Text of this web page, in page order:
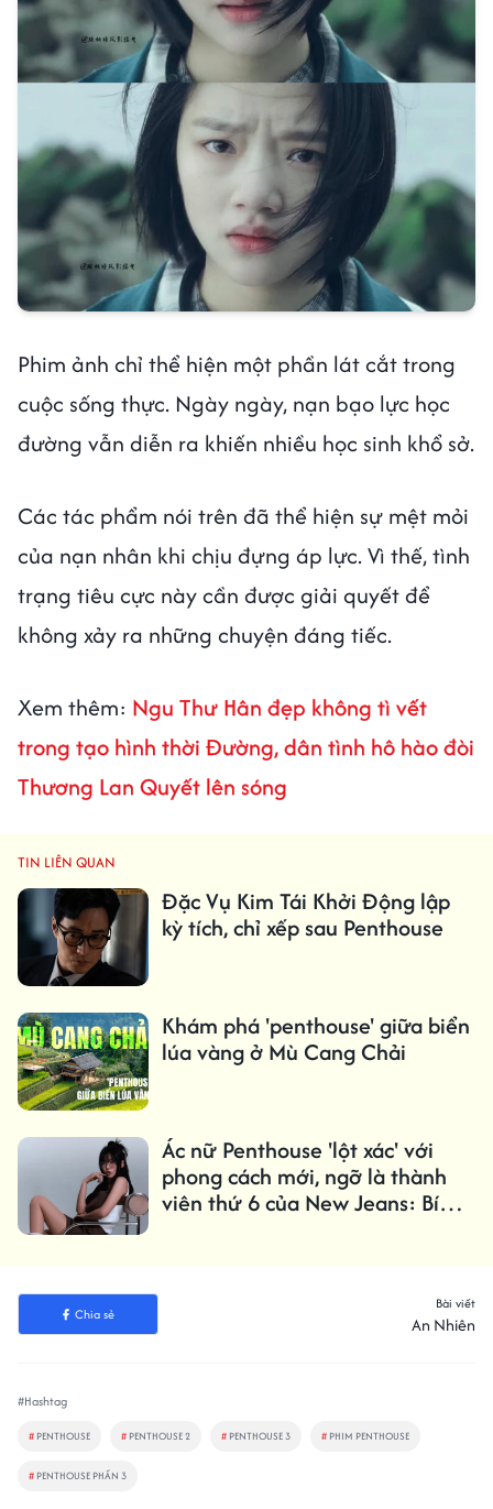
Phim ảnh chỉ thể hiện một phần lát cắt trong
cuộc sống thực. Ngày ngày, nạn bạo lực học
đường vẫn diễn ra khiến nhiều học sinh khổ sở.
Các tác phẩm nói trên đã thể hiện sự mệt mỏi
của nạn nhân khi chịu đựng áp lực. Vì thế, tình
trạng tiêu cực này cần được giải quyết để
không xảy ra những chuyện đáng tiếc.
Xem thêm: Ngu Thư Hân đẹp không tì vết
trong tạo hình thời Đường, dân tình hô hào đòi
Thương Lan Quyết lên sóng
TIN LIÊN QUAN
Đặc Vụ Kim Tái Khởi Động lập
kỳ tích, chỉ xếp sau Penthouse
Khám phá 'penthouse' giữa biển
lúa vàng ở Mù Cang Chải
Ác nữ Penthouse 'lột xác' với
phong cách mới, ngỡ là thành
viên thứ 6 của New Jeans: Bí
Chia sẻ
Bài viết
An Nhiên
#Hashtag
# PENTHOUSE # PENTHOUSE 2 # PENTHOUSE 3 # PHIM PENTHOUSE
# PENTHOUSE PHẦN 3